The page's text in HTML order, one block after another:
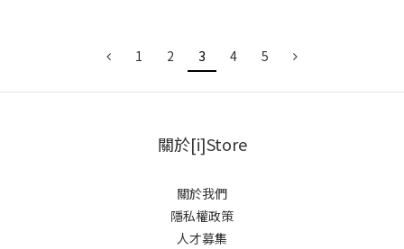
1 2 3 4 5
關於[i]Store
關於我們
隱私權政策
人才募集